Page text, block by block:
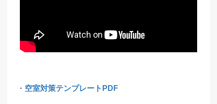
・ 空室対策テンプレートPDF